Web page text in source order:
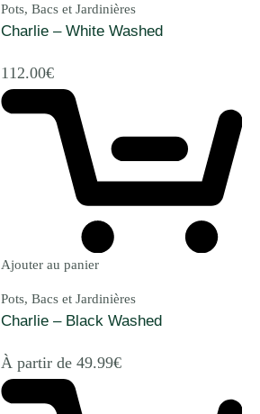
Pots, Bacs et Jardinières
Charlie – White Washed
112.00€
Ajouter au panier
Pots, Bacs et Jardinières
Charlie – Black Washed
À partir de 49.99€